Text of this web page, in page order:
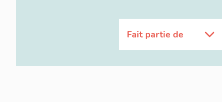
Fait partie de